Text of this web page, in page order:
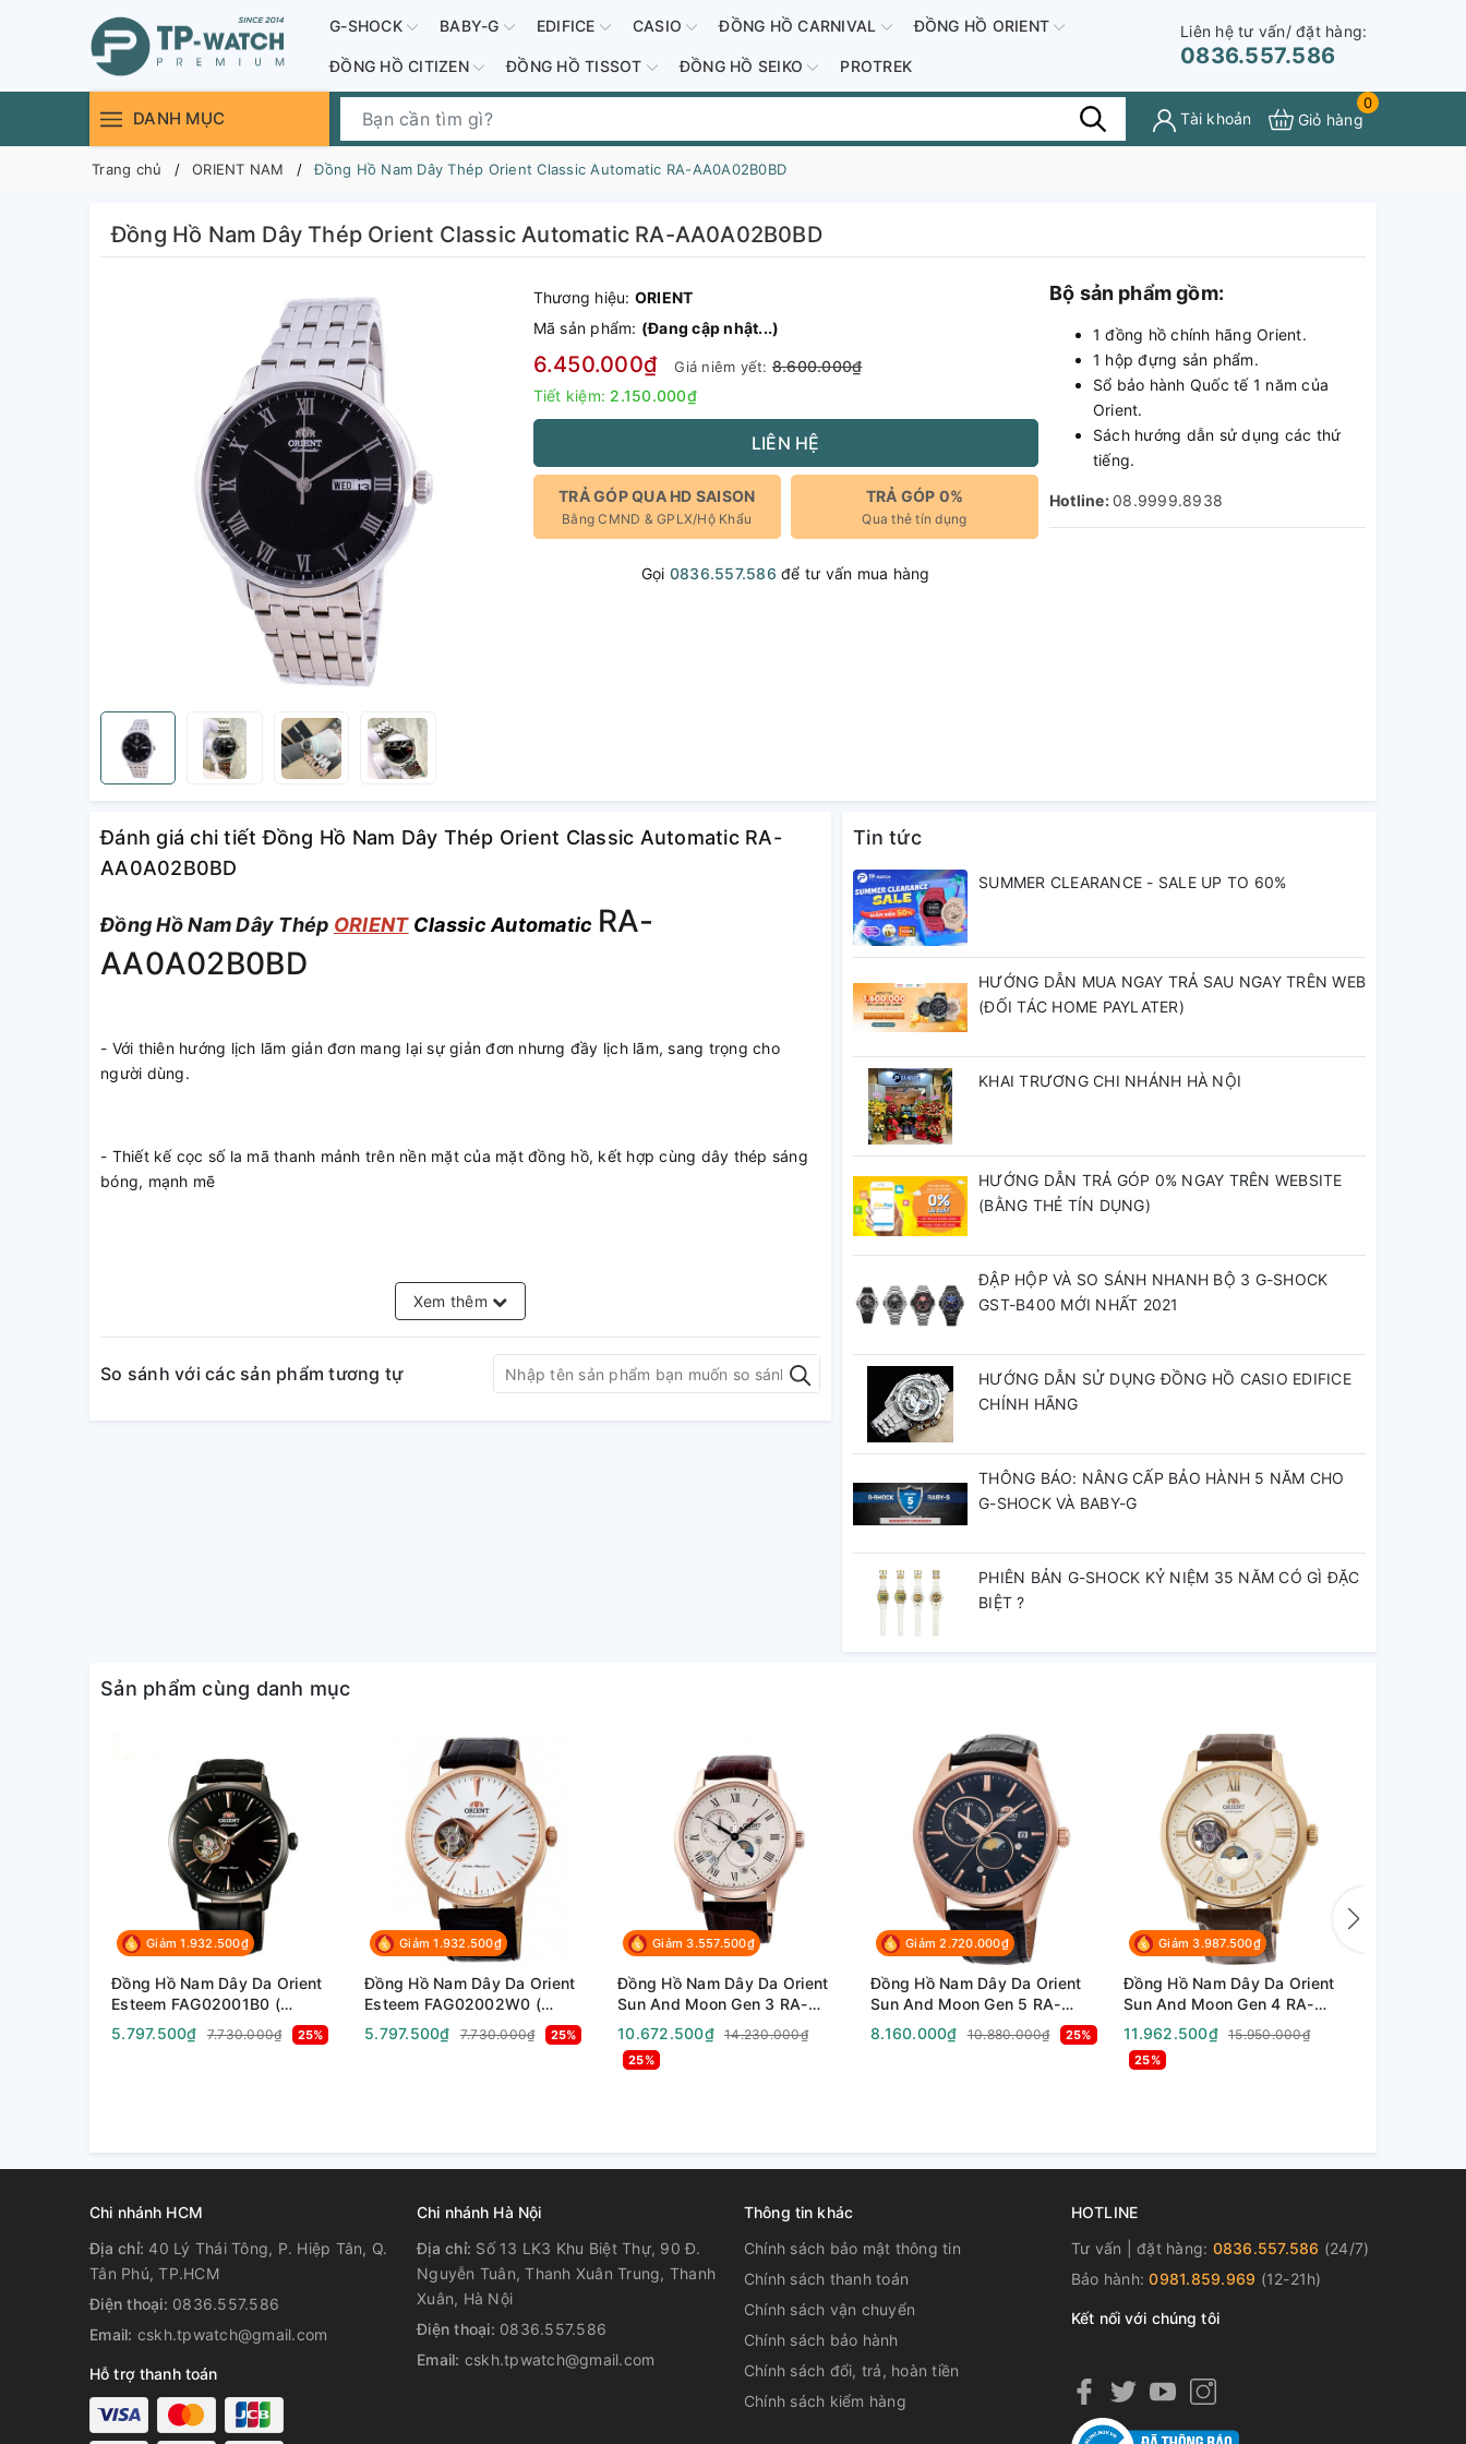
G-SHOCK BABY-G EDIFICE CASIO ĐỒNG HỒ CARNIVAL ĐỒNG HỒ ORIENT
ĐỒNG HỒ CITIZEN ĐỒNG HỒ TISSOT ĐỒNG HỒ SEIKO PROTREK
Liên hệ tư vấn/ đặt hàng:
0836.557.586
DANH MỤC Tài khoản
0
Giỏ hàng
Trang chủ ORIENT NAM Đồng Hồ Nam Dây Thép Orient Classic Automatic RA-AA0A02B0BD
Đồng Hồ Nam Dây Thép Orient Classic Automatic RA-AA0A02B0BD
Thương hiệu: ORIENT
Mã sản phẩm: (Đang cập nhật...)
6.450.000₫ Giá niêm yết: 8.600.000₫
Tiết kiệm: 2.150.000₫
LIÊN HỆ
TRẢ GÓP QUA HD SAISON
Bằng CMND & GPLX/Hộ Khẩu
TRẢ GÓP 0%
Qua thẻ tín dụng
Gọi 0836.557.586 để tư vấn mua hàng
Bộ sản phẩm gồm:
1 đồng hồ chính hãng Orient.
1 hộp đựng sản phẩm.
Sổ bảo hành Quốc tế 1 năm của
Orient.
Sách hướng dẫn sử dụng các thứ
tiếng.
Hotline:08.9999.8938
Đánh giá chi tiết Đồng Hồ Nam Dây Thép Orient Classic Automatic RA-
AA0A02B0BD
Đồng Hồ Nam Dây Thép ORIENTClassic Automatic RA-
AA0A02B0BD
- Với thiên hướng lịch lãm giản đơn mang lại sự giản đơn nhưng đầy lịch lãm, sang trọng cho
người dùng.
- Thiết kế cọc số la mã thanh mảnh trên nền mặt của mặt đồng hồ, kết hợp cùng dây thép sáng
bóng, mạnh mẽ
- Chống nước 100m
Xem thêm
So sánh với các sản phẩm tương tự
Tin tức
SUMMER CLEARANCE - SALE UP TO 60%
HƯỚNG DẪN MUA NGAY TRẢ SAU NGAY TRÊN WEB
(ĐỐI TÁC HOME PAYLATER)
KHAI TRƯƠNG CHI NHÁNH HÀ NỘI
HƯỚNG DẪN TRẢ GÓP 0% NGAY TRÊN WEBSITE
(BẰNG THẺ TÍN DỤNG)
ĐẬP HỘP VÀ SO SÁNH NHANH BỘ 3 G-SHOCK
GST-B400 MỚI NHẤT 2021
HƯỚNG DẪN SỬ DỤNG ĐỒNG HỒ CASIO EDIFICE
CHÍNH HÃNG
THÔNG BÁO: NÂNG CẤP BẢO HÀNH 5 NĂM CHO
G-SHOCK VÀ BABY-G
PHIÊN BẢN G-SHOCK KỶ NIỆM 35 NĂM CÓ GÌ ĐẶC
BIỆT ?
Sản phẩm cùng danh mục
Giảm 1.932.500₫
Đồng Hồ Nam Dây Da Orient
Esteem FAG02001B0 (
SAG02001B0 ) ( TAG02001B0
) - Size 41mm
5.797.500₫ 7.730.000₫ 25%
Giảm 1.932.500₫
Đồng Hồ Nam Dây Da Orient
Esteem FAG02002W0 (
SAG02002W0 ) (
TAG02002W0 ) - Size 41mm
5.797.500₫ 7.730.000₫ 25%
Giảm 3.557.500₫
Đồng Hồ Nam Dây Da Orient
Sun And Moon Gen 3 RA-
AK0007S10B ( RA-
AK0007S30B ) ( RA-
AK0007S00C ) ( RN-AK0001S
10.672.500₫ 14.230.000₫
25%
Giảm 2.720.000₫
Đồng Hồ Nam Dây Da Orient
Sun And Moon Gen 5 RA-
AK0309B10B ( RA-
AK0309B30B ) ( RA-
8.160.000₫ 10.880.000₫ 25%
Giảm 3.987.500₫
Đồng Hồ Nam Dây Da Orient
Sun And Moon Gen 4 RA-
AS0010S10B ( RA-
AS0010S30B ) ( RA-
AS0010S00C ) - Size 42mm
11.962.500₫ 15.950.000₫
25%
Chi nhánh HCM
Địa chỉ: 40 Lý Thái Tông, P. Hiệp Tân, Q.
Tân Phú, TP.HCM
Điện thoại: 0836.557.586
Email: cskh.tpwatch@gmail.com
Hỗ trợ thanh toán
Chi nhánh Hà Nội
Địa chỉ: Số 13 LK3 Khu Biệt Thự, 90 Đ.
Nguyễn Tuân, Thanh Xuân Trung, Thanh
Xuân, Hà Nội
Điện thoại: 0836.557.586
Email: cskh.tpwatch@gmail.com
Thông tin khác
Chính sách bảo mật thông tin
Chính sách thanh toán
Chính sách vận chuyển
Chính sách bảo hành
Chính sách đổi, trả, hoàn tiền
Chính sách kiểm hàng
HOTLINE
Tư vấn | đặt hàng: 0836.557.586 (24/7)
Bảo hành:0981.859.969 (12-21h)
Kết nối với chúng tôi